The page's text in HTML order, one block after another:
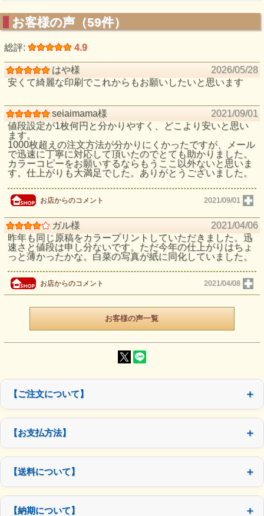
お客様の声（59件）
総評: 4.9
はや様
2026/05/28
安くて綺麗な印刷でこれからもお願いしたいと思います
seiaimama様
2021/09/01
値段設定が1枚何円と分かりやすく、どこより安いと思い
ます。
1000枚超えの注文方法が分かりにくかったですが、メール
で迅速に丁寧に対応して頂いたのでとても助かりました。
カラーコピーをお願いするならもうここ以外ないと思いま
す。仕上がりも大満足でした。ありがとうございました。
お店からのコメント 2021/09/01
ガル様
2021/04/06
昨年も同じ原稿をカラープリントしていただきました。迅
速さと値段は申し分ないです。ただ今年の仕上がりはちょ
っと薄かったかな。白菜の写真が紙に同化していました。
お店からのコメント 2021/04/08
お客様の声一覧
【ご注文について】
【お支払方法】
【送料について】
【納期について】